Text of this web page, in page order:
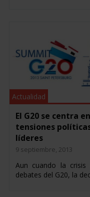
Actualidad
El G20 se centra
tensiones
líderes
9 septiembre, 2013
Aun cuando la
debates del G20, la